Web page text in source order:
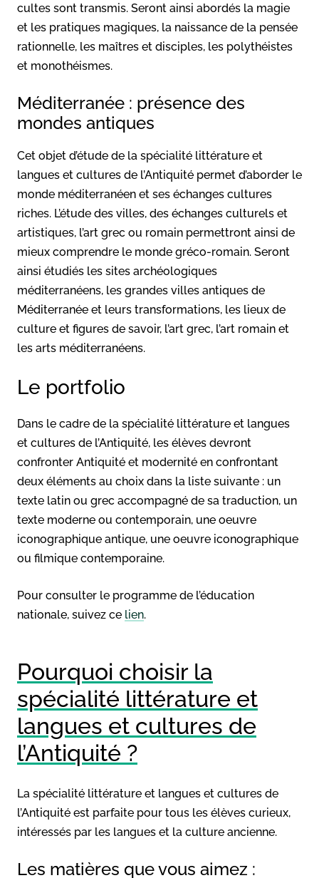
cultes sont transmis. Seront ainsi abordés la magie
et les pratiques magiques, la naissance de la pensée
rationnelle, les maîtres et disciples, les polythéistes
et monothéismes.
Méditerranée : présence des
mondes antiques
Cet objet d’étude de la spécialité littérature et
langues et cultures de l’Antiquité permet d’aborder le
monde méditerranéen et ses échanges cultures
riches. L’étude des villes, des échanges culturels et
artistiques, l’art grec ou romain permettront ainsi de
mieux comprendre le monde gréco-romain. Seront
ainsi étudiés les sites archéologiques
méditerranéens, les grandes villes antiques de
Méditerranée et leurs transformations, les lieux de
culture et figures de savoir, l’art grec, l’art romain et
les arts méditerranéens.
Le portfolio
Dans le cadre de la spécialité littérature et langues
et cultures de l’Antiquité, les élèves devront
confronter Antiquité et modernité en confrontant
deux éléments au choix dans la liste suivante : un
texte latin ou grec accompagné de sa traduction, un
texte moderne ou contemporain, une oeuvre
iconographique antique, une oeuvre iconographique
ou filmique contemporaine.
Pour consulter le programme de l’éducation
nationale, suivez ce lien.
Pourquoi choisir la
spécialité littérature et
langues et cultures de
l’Antiquité ?
La spécialité littérature et langues et cultures de
l’Antiquité est parfaite pour tous les élèves curieux,
intéressés par les langues et la culture ancienne.
Les matières que vous aimez :